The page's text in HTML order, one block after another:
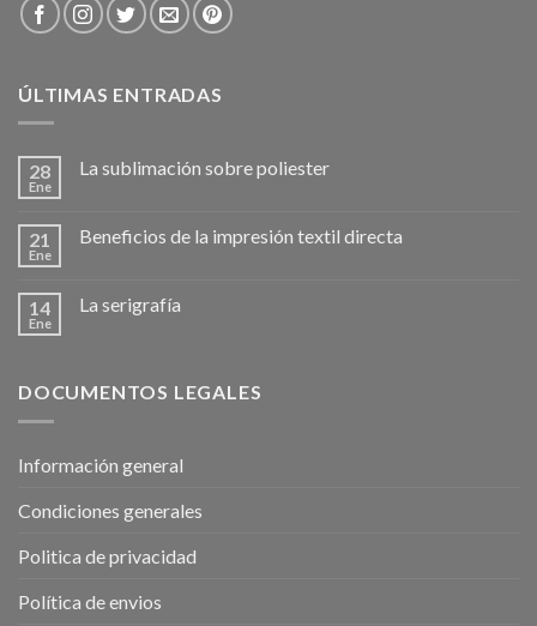
ÚLTIMAS ENTRADAS
28
Ene
La sublimación sobre poliester
21
Ene
Beneficios de la impresión textil directa
14
Ene
La serigrafía
DOCUMENTOS LEGALES
Información general
Condiciones generales
Politica de privacidad
Política de envios